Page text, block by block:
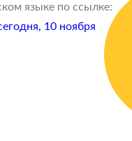
языке по ссылке:
10 ноября